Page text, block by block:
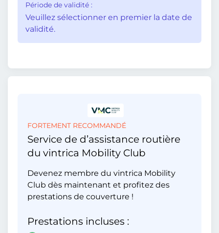
Période de validité :
Veuillez sélectionner en premier la date de
validité.
FORTEMENT RECOMMANDÉ
Service de d’assistance routière
du vintrica Mobility Club
Devenez membre du vintrica Mobility
Club dès maintenant et profitez des
prestations de couverture !
Prestations incluses :